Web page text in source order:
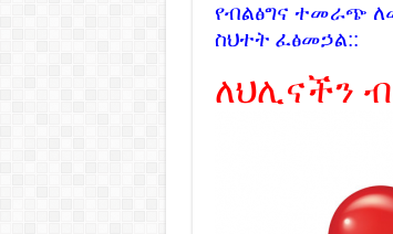
የብልፅግና ተመራጭ
ስህተት ፈፅመኃል::
ለህሊናችን